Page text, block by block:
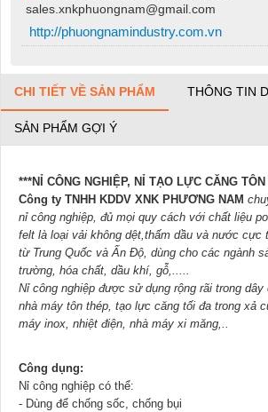
sales.xnkphuongnam@gmail.com
http://phuongnamindustry.com.vn
CHI TIẾT VỀ SẢN PHẨM THÔNG TIN
SẢN PHẨM GỢI Ý
***NỈ CÔNG NGHIỆP, NỈ TẠO LỰC CĂNG
Công ty TNHH KDDV XNK PHƯƠNG NAM
nỉ công nghiệp, đủ mọi quy cách với chất liệu
felt là loại vải không dệt,thấm dầu và nước cực
từ Trung Quốc và Ấn Độ, dùng cho các ngành
trường, hóa chất, dầu khí, gỗ,.....
Nỉ công nghiệp được sử dụng rộng rãi trong
nhà máy tôn thép, tạo lực căng tối đa trong xả
máy inox, nhiệt điện, nhà máy xi măng,..
Công dụng:
Nỉ công nghiệp có thể:
- Dùng để chống sốc, chống bụi